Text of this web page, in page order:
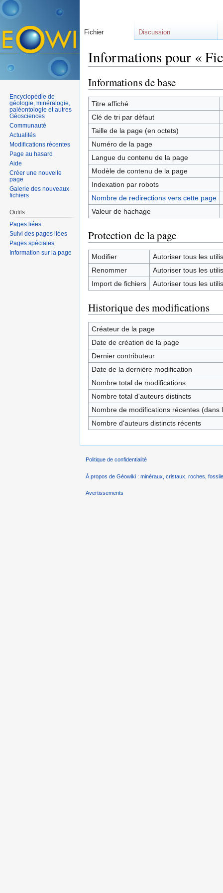
Informations pour «
Informations de base
Titre affiché
Clé de tri par défaut
Taille de la page (en octets)
Numéro de la page
Langue du contenu de la page
Modèle de contenu de la page
Indexation par robots
Nombre de redirections vers cette page
Valeur de hachage
Protection de la page
Modifier
Autoriser tous les
Renommer
Autoriser tous les
Import de fichiers
Autoriser tous les
Historique des modifications
Créateur de la page
Date de création de la page
Dernier contributeur
Date de la dernière modification
Nombre total de modifications
Nombre total d'auteurs distincts
Nombre de modifications récentes (dans
Nombre d'auteurs distincts récents
Fichier Discussion
Encyclopédie de
géologie, minéralogie,
paléontologie et autres
Géosciences
Communauté
Actualités
Modifications récentes
Page au hasard
Aide
Créer une nouvelle
page
Galerie des nouveaux
fichiers
Outils
Pages liées
Suivi des pages liées
Pages spéciales
Information sur la page
Politique de confidentialité
À propos de Géowiki : minéraux, cristaux, roches,
Avertissements